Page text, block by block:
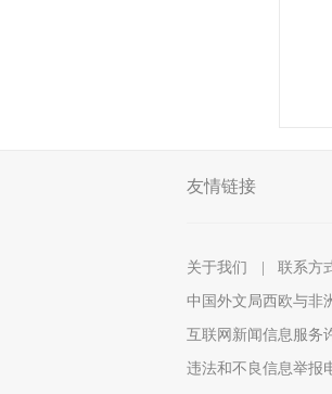
友情链接
关于我们 联系方
中国外文局西欧与非
互联网新闻信息服务
违法和不良信息举报